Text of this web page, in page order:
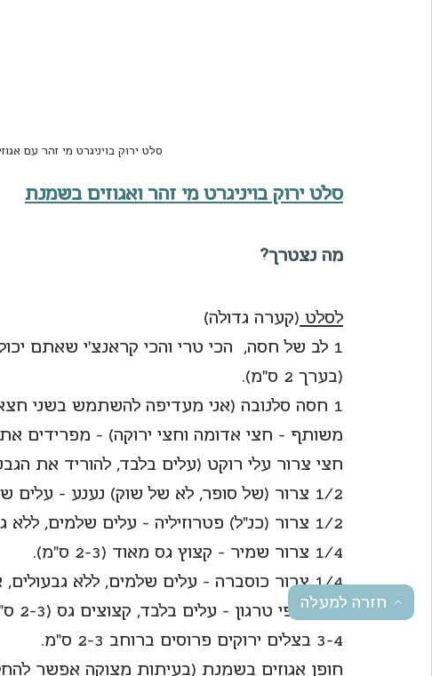
חזרה למעלה
סלט ירוק בויניגרט מי זהר עם
סלט ירוק בויניגרט מי זהר ואגוזים בשמנת
מה נצטרך?
לסלט (קערה גדולה)
1 לב של חסה,  הכי טרי והכי קראנצ'י שאתם
(בערך 2 ס"מ).
1 חסה סלנובה (אני מעדיפה להשתמש בשני
משותף - חצי אדומה וחצי ירוקה) - מפרידים
חצי צרור עלי רוקט (עלים בלבד, להוריד את
1/2 צרור (של סופר, לא של שוק) נענע - עלים שלמים, ללא גבעולים, אין צורך לקצוץ.
1/2 צרור (כנ"ל) פטרוזיליה - עלים שלמים, ללא גבעולים, אין צורך לקצוץ.
1/4 צרור שמיר - קצוץ גס מאוד (2-3 ס"מ).
1/4 צרור כוסברה - עלים שלמים, ללא גבעולים, אין צורך לקצוץ.
2-3 ענפי טרגון - עלים בלבד, קצוצים גס (2-3 ס"מ).
3-4 בצלים ירוקים פרוסים ברוחב 2-3 ס"מ.
חופן אגוזים בשמנת (בעיתות מצוקה אפשר